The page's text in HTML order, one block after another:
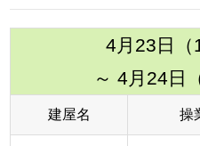
4月23日（
～ 4月24日
建屋名 操